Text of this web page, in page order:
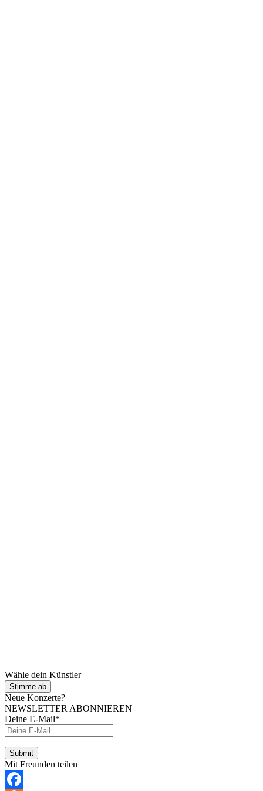
Wähle dein Künstler
Stimme ab
Neue Konzerte?
NEWSLETTER ABONNIEREN
Deine E-Mail*
Mit Freunden teilen